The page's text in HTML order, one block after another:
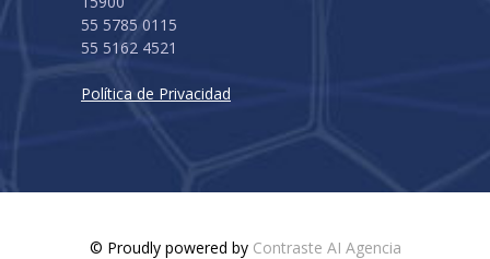
55 5785 0115
55 5162 4521
Política de Privacidad
© Proudly powered by Contraste AI Agencia